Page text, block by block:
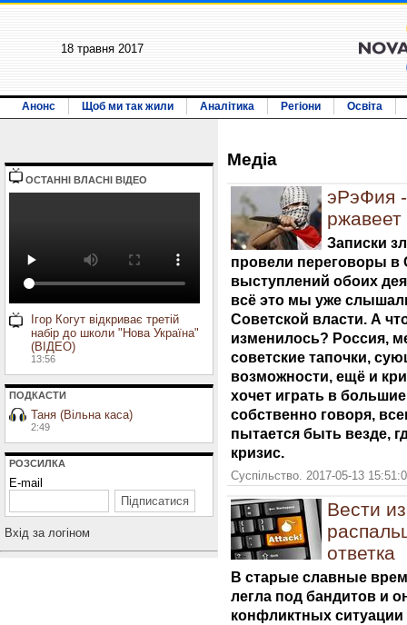
18 травня 2017
Анонс Щоб ми так жили Аналітика Регіони Освіта
ОСТАННI ВЛАСНI ВIДЕО
Ігор Когут відкриває третій
набір до школи "Нова Україна"
(ВІДЕО)
13:56
ПОДКАСТИ
Таня (Вільна каса)
2:49
РОЗСИЛКА
E-mail
Вхiд за логiном
Медiа
эРэФия
ржавеет
Записки
провели переговоры
выступлений обоих
всё это мы уже
Советской власти. А
изменилось? Россия,
советские тапочки,
возможности, ещё и
хочет играть в
собственно говоря,
пытается быть везде,
кризис.
Суспільство. 2017-05-13
Вести
ответка
В старые славные
легла под бандитов и
конфликтных